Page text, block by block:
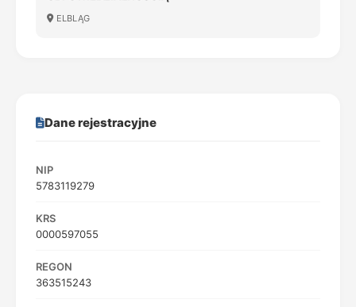
ELBLĄG
Dane rejestracyjne
NIP
5783119279
KRS
0000597055
REGON
363515243